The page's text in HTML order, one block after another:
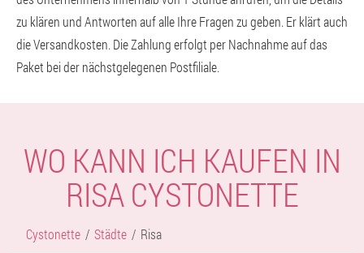
zu klären und Antworten auf alle Ihre Fragen zu geben. Er klärt auch
die Versandkosten. Die Zahlung erfolgt per Nachnahme auf das
Paket bei der nächstgelegenen Postfiliale.
WO KANN ICH KAUFEN IN
RISA CYSTONETTE
Cystonette Städte Risa